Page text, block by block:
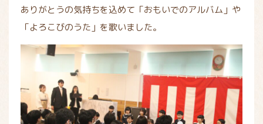
ありがとうの気持ちを込めて「おもいでのアルバム」や
「よろこびのうた」を歌いました。